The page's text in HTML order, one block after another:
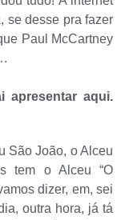
se desse pra fazer
Paul McCartney
apresentar aqui.
São João, o Alceu
tem o Alceu “O
dizer, em, sei
outra hora, já tá